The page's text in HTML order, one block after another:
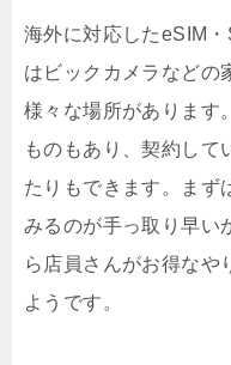
海外に対応したeSIM
はビックカメラなどの
様々な場所があります
ものもあり、契約して
たりもできます。まず
みるのが手っ取り早い
ら店員さんがお得なや
ようです。